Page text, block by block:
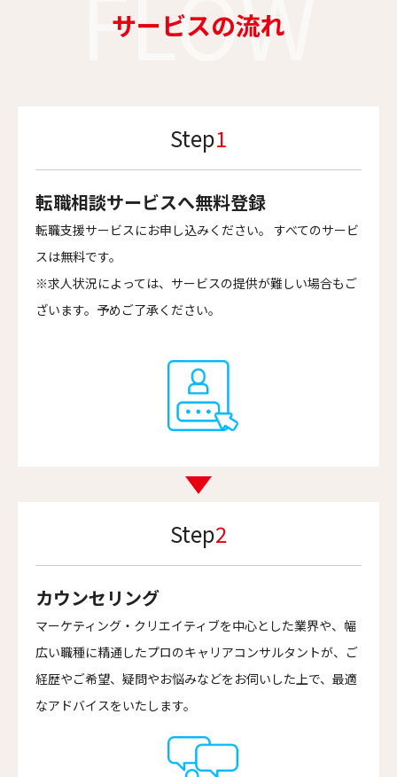
サービスの流れ
Step1
転職相談サービスへ無料登録
転職支援サービスにお申し込みください。 すべてのサービ
スは無料です。
※求人状況によっては、サービスの提供が難しい場合もご
ざいます。予めご了承ください。
Step2
カウンセリング
マーケティング・クリエイティブを中心とした業界や、幅
広い職種に精通したプロのキャリアコンサルタントが、ご
経歴やご希望、疑問やお悩みなどをお伺いした上で、最適
なアドバイスをいたします。